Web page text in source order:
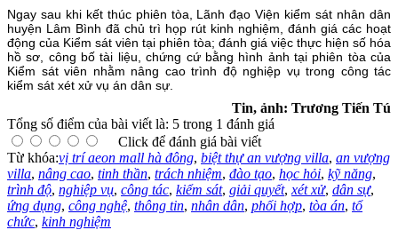
Ngay sau khi kết thúc phiên tòa, Lãnh đạo Viện kiểm sát nhân dân
huyện Lâm Bình đã chủ trì họp rút kinh nghiệm, đánh giá các hoạt
động của Kiểm sát viên tại phiên tòa; đánh giá việc thực hiện số hóa
hồ sơ, công bố tài liệu, chứng cứ bằng hình ảnh tại phiên tòa của
Kiểm sát viên nhằm nâng cao trình độ nghiệp vụ trong công tác
kiểm sát xét xử vụ án dân sự.
Tin, ảnh: Trương Tiến Tú
Tổng số điểm của bài viết là: 5 trong 1 đánh giá
Click để đánh giá bài viết
Từ khóa:vị trí aeon mall hà đông, biệt thự an vượng villa, an vượng
villa, nâng cao, tinh thần, trách nhiệm, đào tạo, học hỏi, kỹ năng,
trình độ, nghiệp vụ, công tác, kiểm sát, giải quyết, xét xử, dân sự,
ứng dụng, công nghệ, thông tin, nhân dân, phối hợp, tòa án, tổ
chức, kinh nghiệm